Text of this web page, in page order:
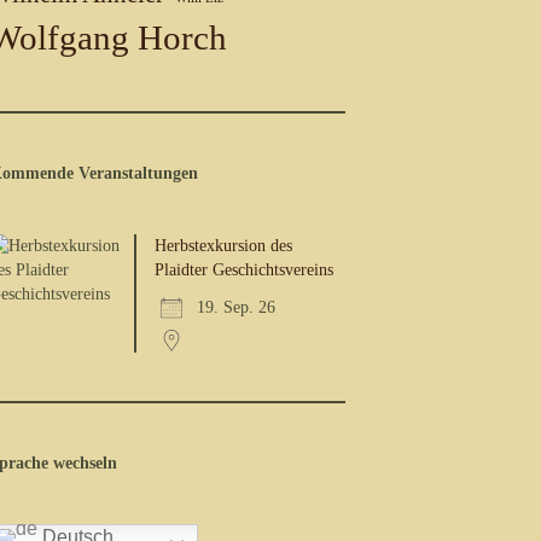
Horch
Veranstaltungen
Herbstexkursion des
Plaidter Geschichtsvereins
19. Sep. 26
wechseln